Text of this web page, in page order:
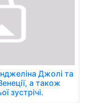
Джолі та
а також
зустрічі.